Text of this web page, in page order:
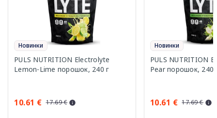
Новинки
PULS NUTRITION Electrolyte
Lemon-Lime порошок, 240 г
10.61 € 17.69 €
Новинки
PULS NUTRITION
Pear порошок, 240
10.61 € 17.69 €